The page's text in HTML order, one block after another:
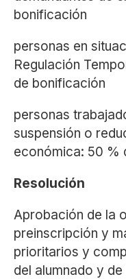
bonificación
personas en
Regulación
de bonificación
personas
suspensión o
económica: 50 %
Resolución
Aprobación de la
preinscripción y
prioritarios y
del alumnado y